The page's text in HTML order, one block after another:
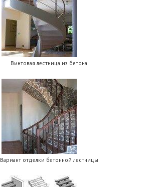
Винтовая лестница из бетона
Вариант отделки бетонной лестницы